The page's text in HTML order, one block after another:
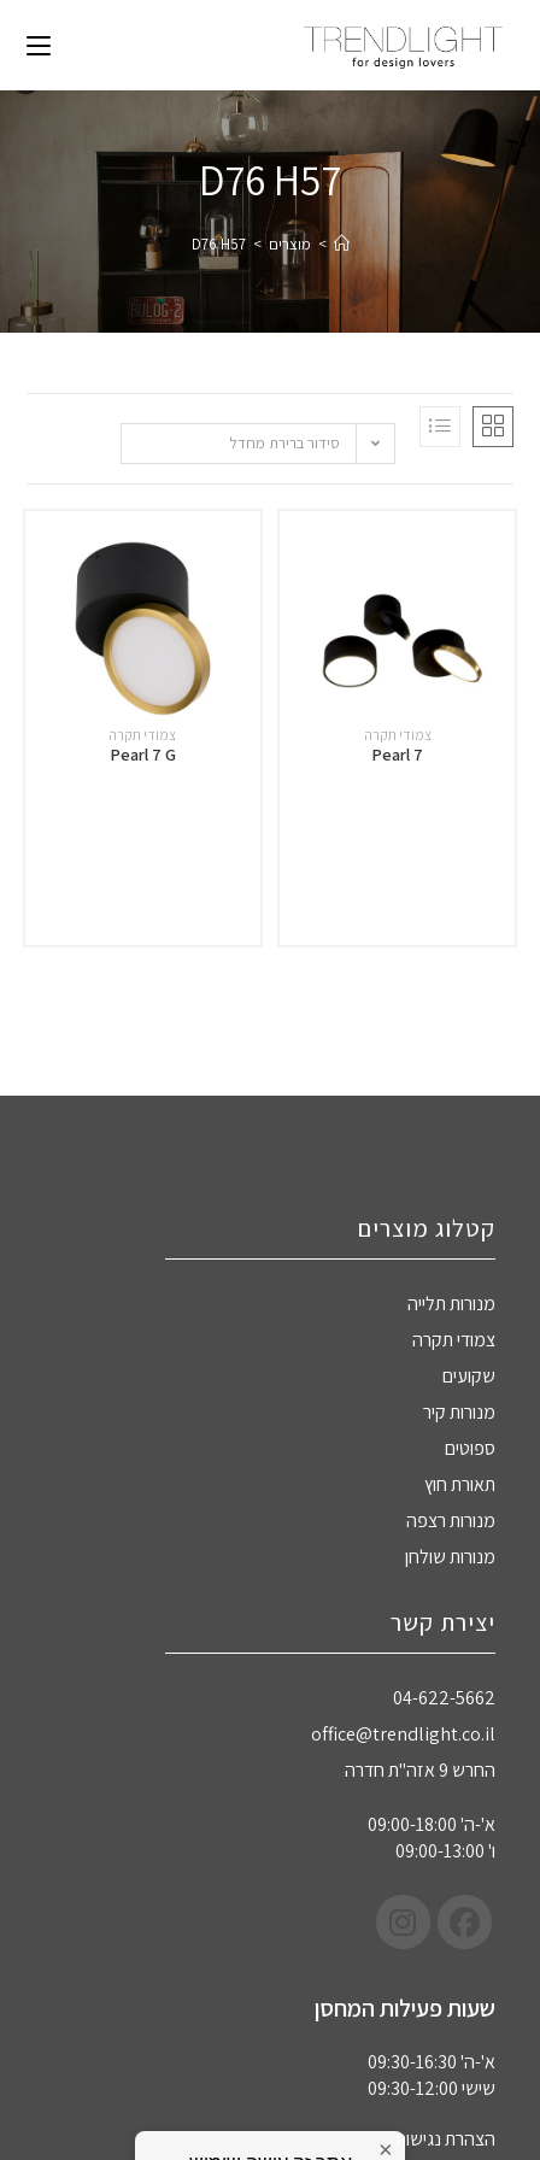
D76 H57
> מוצרים >
D76 H57
סידור ברירת מחדל
צמודי תקרה
Pearl 7
צמודי תקרה
Pearl 7 G
קטלוג מוצרים
מנורות תלייה
צמודי תקרה
שקועים
מנורות קיר
ספוטים
תאורת חוץ
מנורות רצפה
מנורות שולחן
יצירת קשר
04-622-5662‏
office@trendlight.co.il
החרש 9 אזה"ת חדרה
א'-ה' 09:00-18:00
ו' 09:00-13:00
שעות פעילות המחסן
א'-ה' 09:30-16:30
שישי 09:30-12:00
הצהרת נגישות×